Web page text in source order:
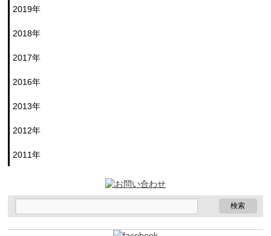
2019年
2018年
2017年
2016年
2013年
2012年
2011年